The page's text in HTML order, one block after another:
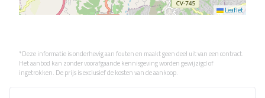
Leaflet
*Deze informatie is onderhevig aan fouten en maakt geen deel uit van een contract.
Het aanbod kan zonder voorafgaande kennisgeving worden gewijzigd of
ingetrokken. De prijs is exclusief de kosten van de aankoop.